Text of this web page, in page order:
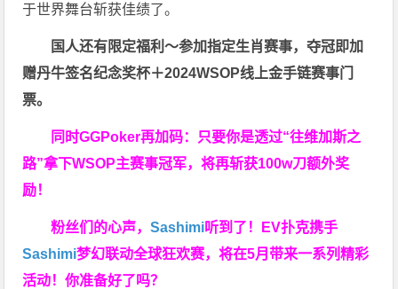
于世界舞台斩获佳绩了。
国人还有限定福利～参加指定生肖赛事，夺冠即加
赠丹牛签名纪念奖杯＋2024WSOP线上金手链赛事门
票。
同时GGPoker再加码：只要你是透过“往维加斯之
路”拿下WSOP主赛事冠军，将再斩获100w刀额外奖
励！
粉丝们的心声，Sashimi听到了！EV扑克携手
Sashimi梦幻联动全球狂欢赛，将在5月带来一系列精彩
活动！你准备好了吗？